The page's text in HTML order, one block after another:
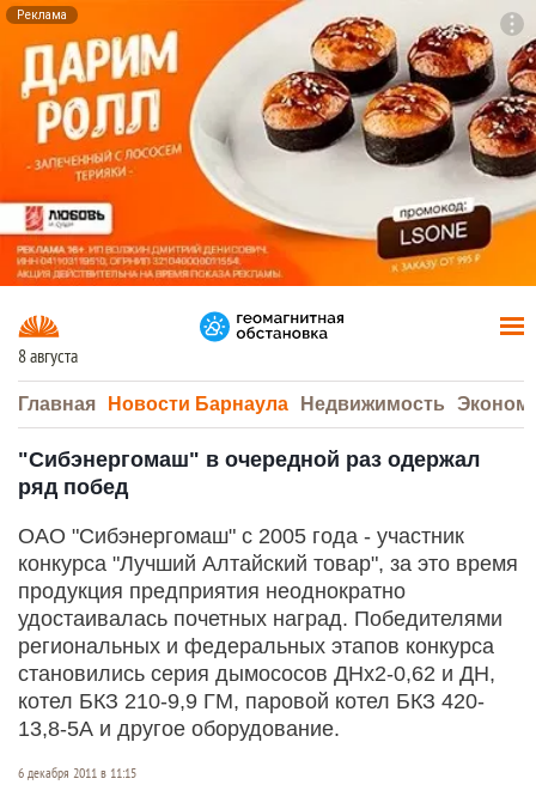
Реклама
8 августа
Главная Новости Барнаула Недвижимость
"Сибэнергомаш" в очередной раз одержал
ряд побед
ОАО "Сибэнергомаш" с 2005 года - участник
конкурса "Лучший Алтайский товар", за это время
продукция предприятия неоднократно
удостаивалась почетных наград. Победителями
региональных и федеральных этапов конкурса
становились серия дымососов ДНх2-0,62 и ДН,
котел БКЗ 210-9,9 ГМ, паровой котел БКЗ 420-
13,8-5А и другое оборудование.
6 декабря 2011 в 11:15